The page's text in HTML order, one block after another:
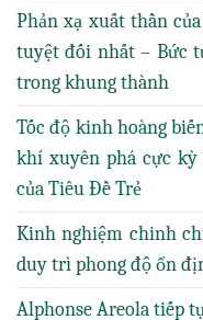
Phản xạ xuất thần
tuyệt đối nhất – Bức
trong khung thành
Tốc độ kinh hoàng
khí xuyên phá cực
của Tiêu Đề Trẻ
Kinh nghiệm chinh
duy trì phong độ ổn
Alphonse Areola tiếp